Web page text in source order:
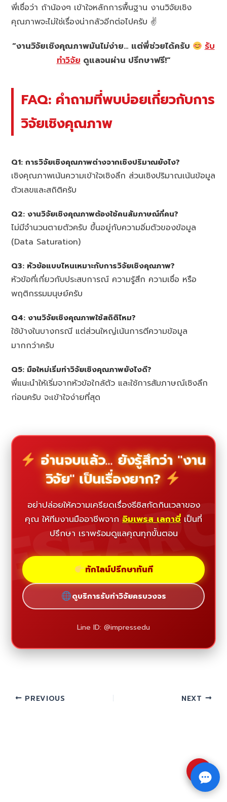
พี่เชื่อว่า ถ้าน้องๆ เข้าใจหลักการพื้นฐาน งานวิจัยเชิง
คุณภาพจะไม่ใช่เรื่องน่ากลัวอีกต่อไปครับ ✌️
“งานวิจัยเชิงคุณภาพมันไม่ง่าย… แต่พี่ช่วยได้ครับ
รับ
ทำวิจัยดูแลจนผ่าน ปรึกษาฟรี!”
FAQ: คำถามที่พบบ่อยเกี่ยวกับการ
วิจัยเชิงคุณภาพ
Q1: การวิจัยเชิงคุณภาพต่างจากเชิงปริมาณยังไง?
เชิงคุณภาพเน้นความเข้าใจเชิงลึก ส่วนเชิงปริมาณเน้นข้อมูล
ตัวเลขและสถิติครับ
Q2: งานวิจัยเชิงคุณภาพต้องใช้คนสัมภาษณ์กี่คน?
ไม่มีจำนวนตายตัวครับ ขึ้นอยู่กับความอิ่มตัวของข้อมูล
(Data Saturation)
Q3: หัวข้อแบบไหนเหมาะกับการวิจัยเชิงคุณภาพ?
หัวข้อที่เกี่ยวกับประสบการณ์ ความรู้สึก ความเชื่อ หรือ
พฤติกรรมมนุษย์ครับ
Q4: งานวิจัยเชิงคุณภาพใช้สถิติไหม?
ใช้บ้างในบางกรณี แต่ส่วนใหญ่เน้นการตีความข้อมูล
มากกว่าครับ
Q5: มือใหม่เริ่มทำวิจัยเชิงคุณภาพยังไงดี?
พี่แนะนำให้เริ่มจากหัวข้อใกล้ตัว และใช้การสัมภาษณ์เชิงลึก
ก่อนครับ จะเข้าใจง่ายที่สุด
อ่านจบแล้ว... ยังรู้สึกว่า "งาน
วิจัย" เป็นเรื่องยาก?
อย่าปล่อยให้ความเครียดเรื่องธีซิสกัดกินเวลาของ
คุณ ให้ทีมงานมืออาชีพจาก อิมเพรส เลกาซี่ เป็นที่
ปรึกษา เราพร้อมดูแลคุณทุกขั้นตอน
ทักไลน์ปรึกษาทันที
ดูบริการรับทำวิจัยครบวงจร
Line ID: @impressedu
PREVIOUS NEXT
⇧